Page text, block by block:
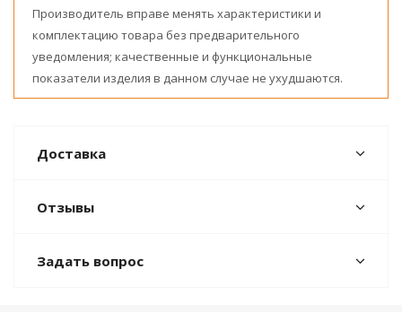
Производитель вправе менять характеристики и
комплектацию товара без предварительного
уведомления; качественные и функциональные
показатели изделия в данном случае не ухудшаются.
Доставка
Отзывы
Задать вопрос